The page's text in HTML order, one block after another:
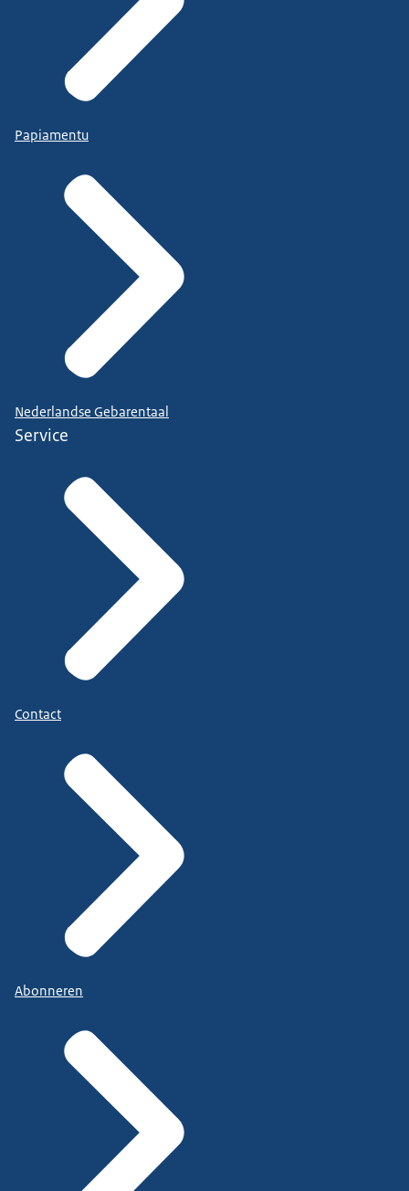
Papiamentu
Nederlandse Gebarentaal
Service
Contact
Abonneren